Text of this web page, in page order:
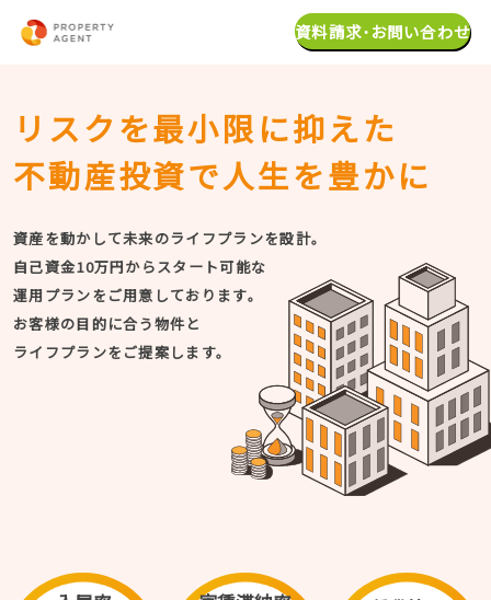
資料請求･お問い合わせ
リスクを最小限に抑えた
不動産投資で人生を豊かに
資産を動かして未来のライフプランを設計。
自己資金10万円からスタート可能な
運用プランをご用意しております。
お客様の目的に合う物件と
ライフプランをご提案します。